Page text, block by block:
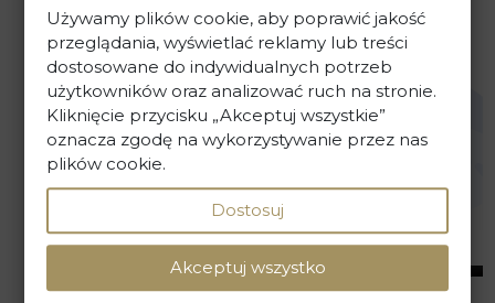
WYZNACZ TRASĘ DOJAZDU
Używamy plików cookie, aby poprawić jakość
przeglądania, wyświetlać reklamy lub treści
dostosowane do indywidualnych potrzeb
użytkowników oraz analizować ruch na stronie.
Kliknięcie przycisku „Akceptuj wszystkie”
oznacza zgodę na wykorzystywanie przez nas
plików cookie.
Dostosuj
Akceptuj wszystko